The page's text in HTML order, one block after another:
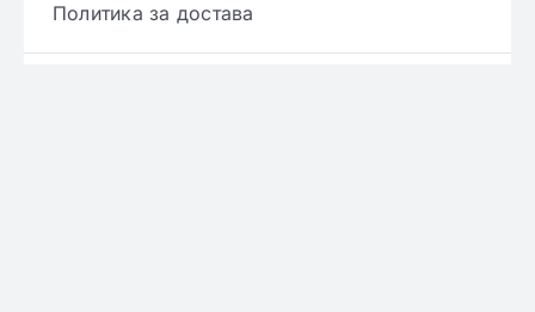
Политика за достава